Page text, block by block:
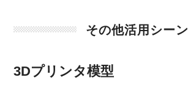
その他活用シーン
3Dプリンタ模型